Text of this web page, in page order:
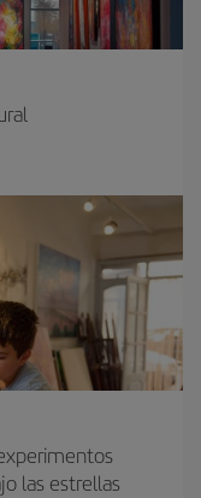
las estrellas